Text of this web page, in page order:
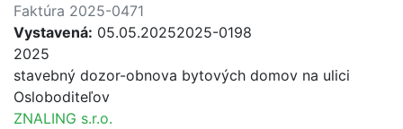
Faktúra 2025-0471
Vystavená: 05.05.20252025-0198
2025
stavebný dozor-obnova bytových domov na ulici
Osloboditeľov
ZNALING s.r.o.